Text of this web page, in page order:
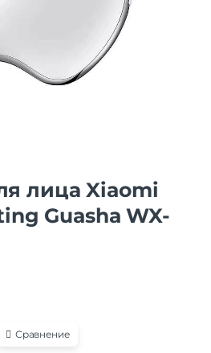
лица Xiaomi
Guasha WX-
Сравнение